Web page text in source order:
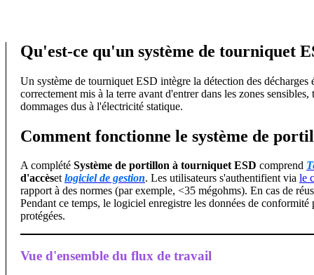
Qu'est-ce qu'un système de tourniquet
Un système de tourniquet ESD intègre la détection des
correctement mis à la terre avant d'entrer dans les zones
dommages dus à l'électricité statique.
Comment fonctionne le système de
A complété Système de portillon à tourniquet ESD comprend
d'accèsetlogiciel de gestion. Les utilisateurs s'authentifient via le
rapport à des normes (par exemple, <35 mégohms). En cas de
Pendant ce temps, le logiciel enregistre les données de
protégées.
Vue d'ensemble du flux de travail